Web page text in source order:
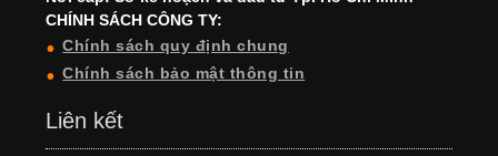
CHÍNH SÁCH CÔNG TY:
Chính sách quy định chung
Chính sách bảo mật thông tin
Liên kết